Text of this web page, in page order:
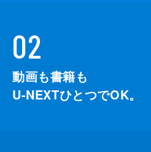
02
動画も書籍も
U-NEXTひとつでOK。